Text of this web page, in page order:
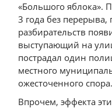
«Большого яблока».
3 года без
разбирательств
выступающий на
пострадал один
местного
ожесточенного спора.
Впрочем, эффекта